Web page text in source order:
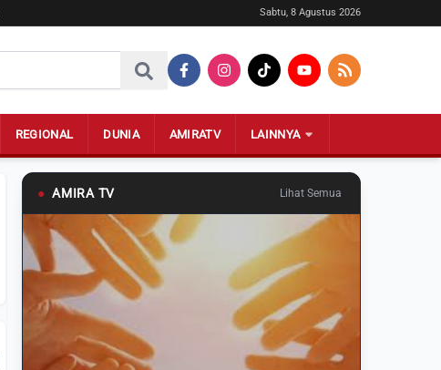
Sabtu, 8 Agustus 2026
REGIONAL DUNIA AMIRATV LAINNYA
● AMIRA TV Lihat Semua